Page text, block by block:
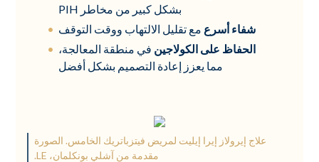
بشكل كبير من مخاطر PIH
شفاء أسرع مع تقليل الالتهاب ووقت التوقف
الحفاظ على الكولاجين في منطقة المعالجة،
مما يعزز إعادة التصميم بشكل أفضل
علاج إيرولاز إيرا إيليت لمريض فيتزباتريك الخامس. الصورة
مقدمة من آشلي بونكلمان، LE.